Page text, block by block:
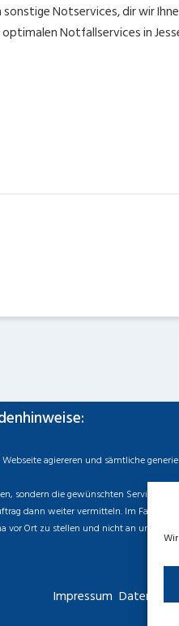
Notservices, dir wir
Notfallservices in
agiereren und sämtliche
die gewünschten Services als
dann weiter vermitteln. Im Falle
Ort zu stellen und nicht an uns zu
Impressum